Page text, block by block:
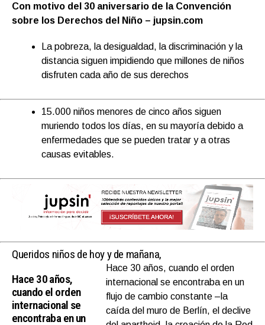
Con motivo del 30 aniversario de la Convención
sobre los Derechos del Niño – jupsin.com
La pobreza, la desigualdad, la discriminación y la
distancia siguen impidiendo que millones de niños
disfruten cada año de sus derechos
15.000 niños menores de cinco años siguen
muriendo todos los días, en su mayoría debido a
enfermedades que se pueden tratar y a otras
causas evitables.
Queridos niños de hoy y de mañana,
Hace 30 años,
cuando el orden
internacional se
encontraba en un
Hace 30 años, cuando el orden
internacional se encontraba en un
flujo de cambio constante –la
caída del muro de Berlín, el declive